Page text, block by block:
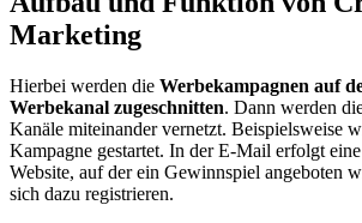
Marketing
Hierbei werden die Werbekampagnen auf
Werbekanal zugeschnitten. Dann werden
Kanäle miteinander vernetzt. Beispielsweise
Kampagne gestartet. In der E-Mail erfolgt
Website, auf der ein Gewinnspiel angeboten
sich dazu registrieren.